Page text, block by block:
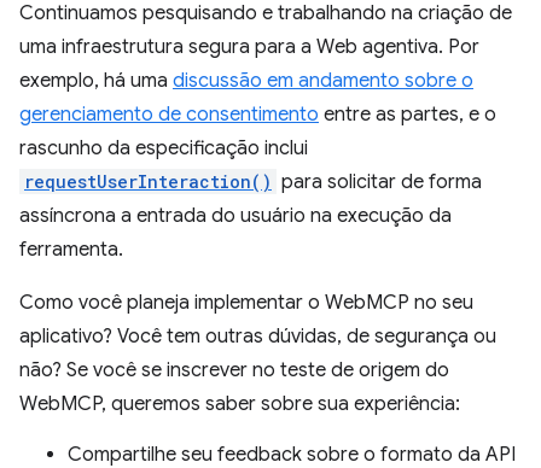
Continuamos pesquisando e trabalhando na criação de
uma infraestrutura segura para a Web agentiva. Por
exemplo, há uma discussão em andamento sobre o
gerenciamento de consentimento entre as partes, e o
rascunho da especificação inclui
requestUserInteraction() para solicitar de forma
assíncrona a entrada do usuário na execução da
ferramenta.
Como você planeja implementar o WebMCP no seu
aplicativo? Você tem outras dúvidas, de segurança ou
não? Se você se inscrever no teste de origem do
WebMCP, queremos saber sobre sua experiência:
Compartilhe seu feedback sobre o formato da API